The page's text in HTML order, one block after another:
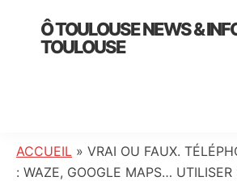
primary
Ô TOULOUSE NEWS &
TOULOUSE
:
info
ACCUEIL » VRAI OU FAUX.
: WAZE, GOOGLE MAPS… UTILISER